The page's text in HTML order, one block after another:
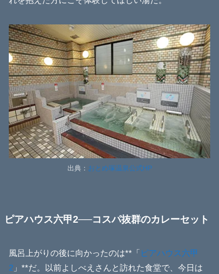
出典： おとめ塚温泉公式HP
ピアハウス六甲2──コスパ抜群のカレーセット
風呂上がりの後に向かったのは**「 ピアハウス六甲
2」**だ。以前よしべえさんと訪れた食堂で、今日は